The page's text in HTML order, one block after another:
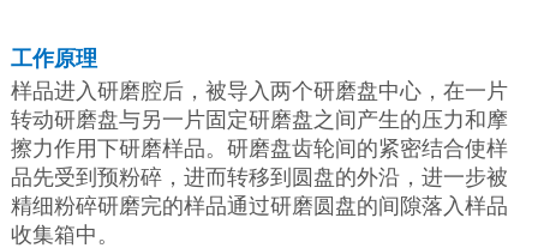
工作原理
样品进入研磨腔后，被导入两个研磨盘中心，在一片
转动研磨盘与另一片固定研磨盘之间产生的压力和摩
擦力作用下研磨样品。研磨盘齿轮间的紧密结合使样
品先受到预粉碎，进而转移到圆盘的外沿，进一步被
精细粉碎研磨完的样品通过研磨圆盘的间隙落入样品
收集箱中。